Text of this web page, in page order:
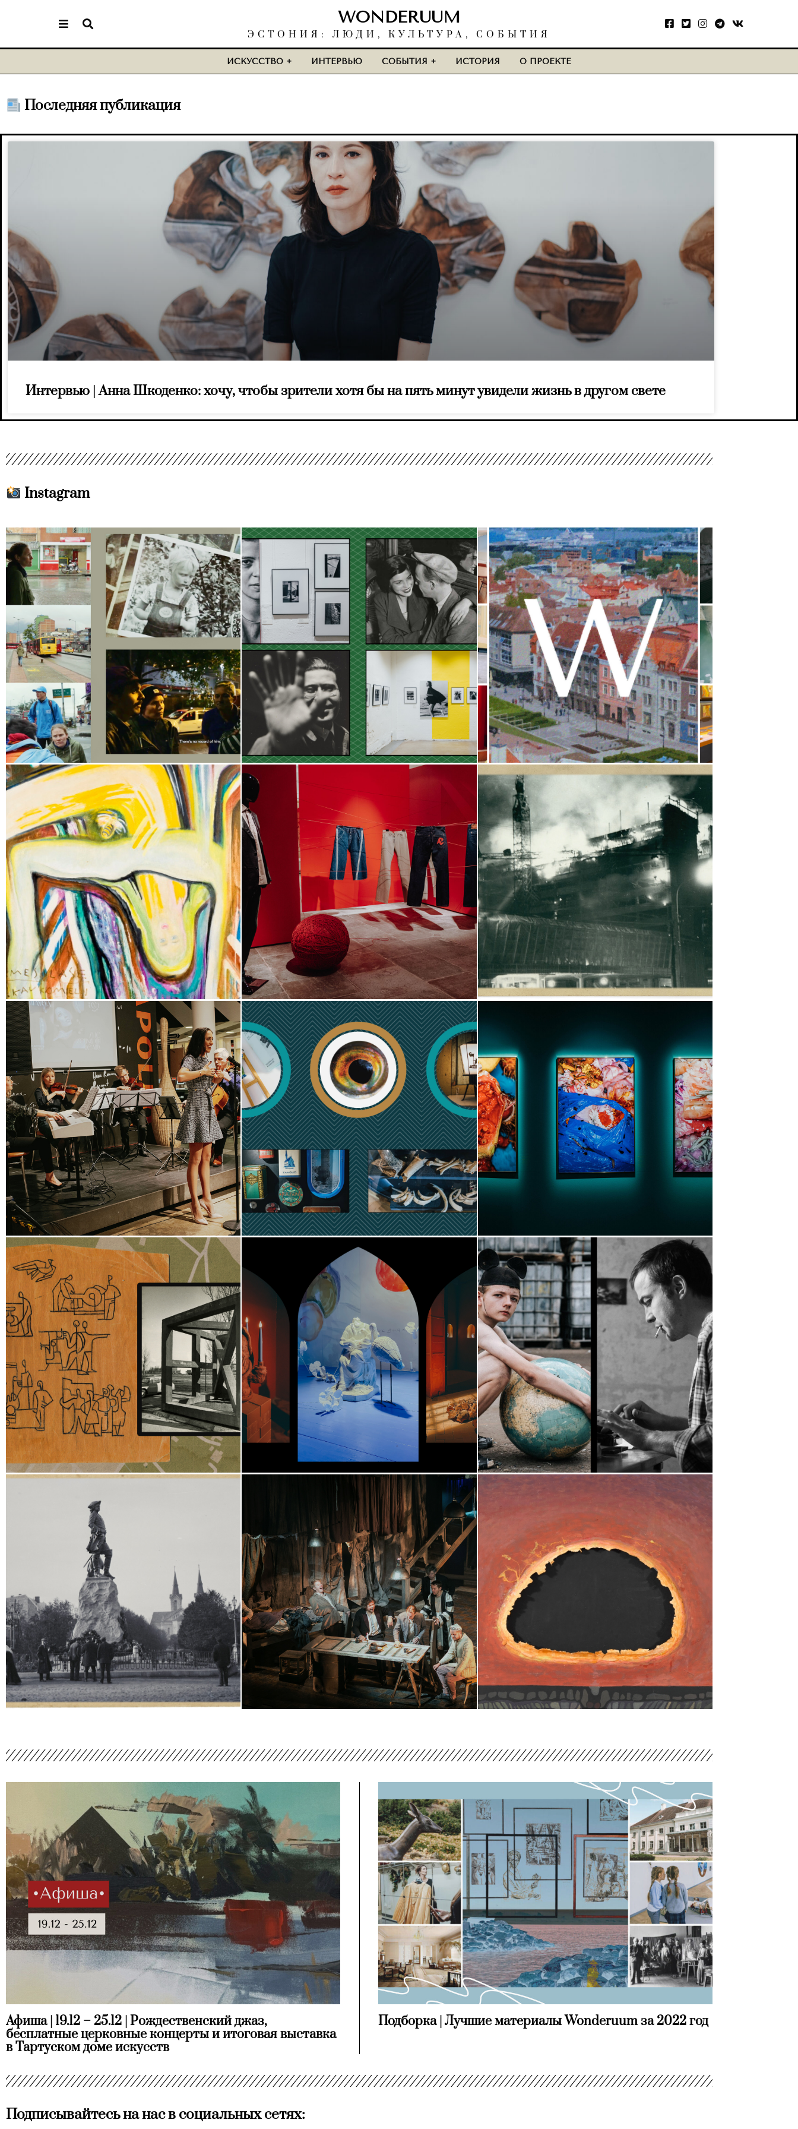
WONDERUUM
ЭСТОНИЯ: ЛЮДИ, КУЛЬТУРА, СОБЫТИЯ
ИСКУССТВО ИНТЕРВЬЮ СОБЫТИЯ ИСТОРИЯ О ПРОЕКТЕ
Последняя публикация
Интервью | Анна Шкоденко: хочу, чтобы зрители хотя бы на пять минут увидели жизнь в другом свете
Instagram
Афиша | 19.12 – 25.12 | Рождественский джаз,
бесплатные церковные концерты и итоговая выставка
в Тартуском доме искусств
Подборка | Лучшие материалы Wonderuum за 2022 год
Подписывайтесь на нас в социальных сетях: